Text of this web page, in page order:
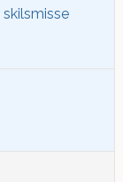
skilsmisse